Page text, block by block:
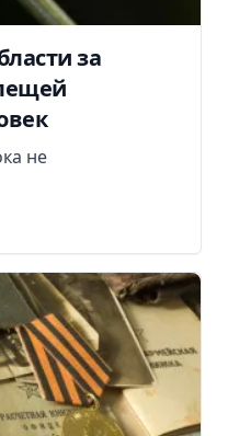
за
не